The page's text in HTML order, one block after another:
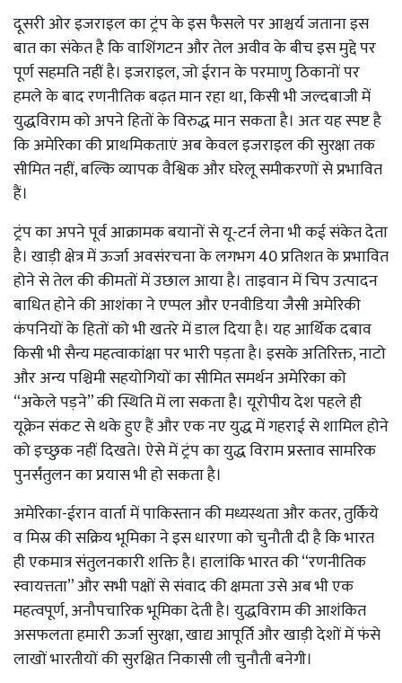
दूसरी ओर इजराइल का ट्रंप के इस फैसले पर आश्चर्य जताना इस
बात का संकेत है कि वाशिंगटन और तेल अवीव के बीच इस मुद्दे पर
पूर्ण सहमति नहीं है। इजराइल, जो ईरान के परमाणु ठिकानों पर
हमले के बाद रणनीतिक बढ़त मान रहा था, किसी भी जल्दबाजी में
युद्धविराम को अपने हितों के विरुद्ध मान सकता है। अतः यह स्पष्ट है
कि अमेरिका की प्राथमिकताएं अब केवल इजराइल की सुरक्षा तक
सीमित नहीं, बल्कि व्यापक वैश्विक और घरेलू समीकरणों से प्रभावित
हैं।
ट्रंप का अपने पूर्व आक्रामक बयानों से यू-टर्न लेना भी कई संकेत देता
है। खाड़ी क्षेत्र में ऊर्जा अवसंरचना के लगभग 40 प्रतिशत के प्रभावित
होने से तेल की कीमतों में उछाल आया है। ताइवान में चिप उत्पादन
बाधित होने की आशंका ने एप्पल और एनवीडिया जैसी अमेरिकी
कंपनियों के हितों को भी खतरे में डाल दिया है। यह आर्थिक दबाव
किसी भी सैन्य महत्वाकांक्षा पर भारी पड़ता है। इसके अतिरिक्त, नाटो
और अन्य पश्चिमी सहयोगियों का सीमित समर्थन अमेरिका को
“अकेले पड़ने” की स्थिति में ला सकता है। यूरोपीय देश पहले ही
यूक्रेन संकट से थके हुए हैं और एक नए युद्ध में गहराई से शामिल होने
को इच्छुक नहीं दिखते। ऐसे में ट्रंप का युद्ध विराम प्रस्ताव सामरिक
पुनर्संतुलन का प्रयास भी हो सकता है।
अमेरिका-ईरान वार्ता में पाकिस्तान की मध्यस्थता और कतर, तुर्किये
व मिस्र की सक्रिय भूमिका ने इस धारणा को चुनौती दी है कि भारत
ही एकमात्र संतुलनकारी शक्ति है। हालांकि भारत की “रणनीतिक
स्वायत्तता” और सभी पक्षों से संवाद की क्षमता उसे अब भी एक
महत्वपूर्ण, अनौपचारिक भूमिका देती है। युद्धविराम की आशंकित
असफलता हमारी ऊर्जा सुरक्षा, खाद्य आपूर्ति और खाड़ी देशों में फंसे
लाखों भारतीयों की सुरक्षित निकासी ली चुनौती बनेगी।